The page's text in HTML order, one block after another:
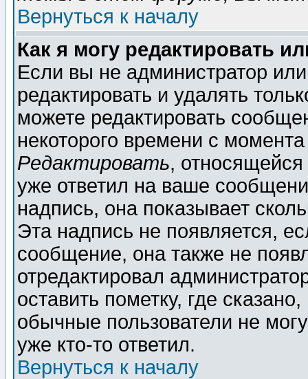
Вернуться к началу
Как я могу редактировать
Если вы не администратор
редактировать и удалять
можете редактировать
некоторого времени с
Редактировать,
уже ответил на ваше
надпись, она показывает
Эта надпись не появляется,
сообщение, она также не
отредактировал
оставить пометку, где
обычные пользователи не
уже кто-то ответил.
Вернуться к началу